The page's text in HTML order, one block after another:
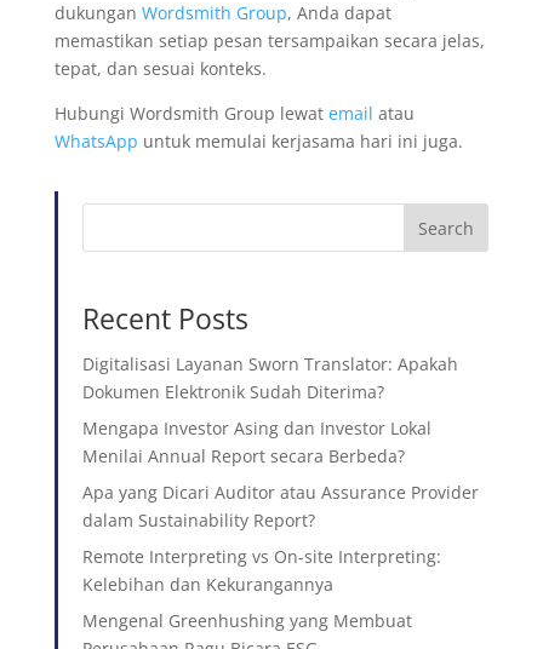
dukungan Wordsmith Group, Anda dapat
memastikan setiap pesan tersampaikan secara jelas,
tepat, dan sesuai konteks.
Hubungi Wordsmith Group lewat email atau
WhatsApp untuk memulai kerjasama hari ini juga.
Search
Recent Posts
Digitalisasi Layanan Sworn Translator: Apakah
Dokumen Elektronik Sudah Diterima?
Mengapa Investor Asing dan Investor Lokal
Menilai Annual Report secara Berbeda?
Apa yang Dicari Auditor atau Assurance Provider
dalam Sustainability Report?
Remote Interpreting vs On-site Interpreting:
Kelebihan dan Kekurangannya
Mengenal Greenhushing yang Membuat